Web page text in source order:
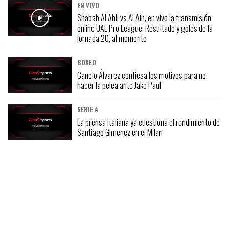
EN VIVO
Shabab Al Ahli vs Al Ain, en vivo la transmisión
online UAE Pro League: Resultado y goles de la
jornada 20, al momento
BOXEO
Canelo Álvarez confiesa los motivos para no
hacer la pelea ante Jake Paul
SERIE A
La prensa italiana ya cuestiona el rendimiento de
Santiago Gimenez en el Milan